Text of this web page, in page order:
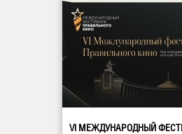
VI МЕЖДУНАРОДНЫЙ